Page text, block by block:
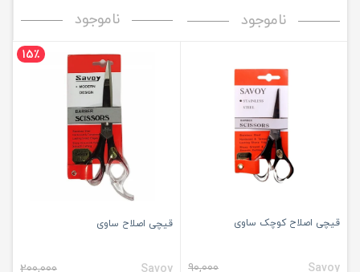
ناموجود ناموجود
قیچی اصلاح کوچک ساوی
Savoy
90,000
15٪
قیچی اصلاح ساوی
Savoy
200,000